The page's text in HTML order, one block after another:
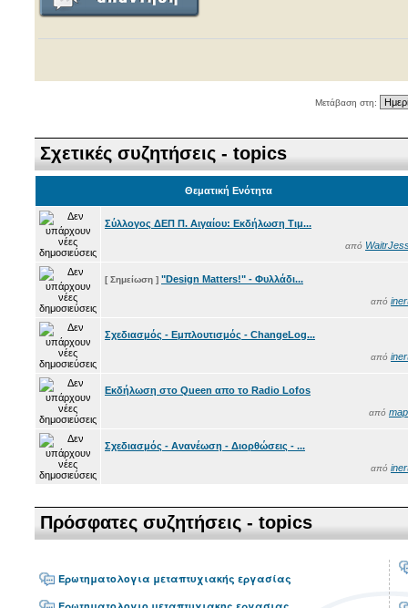
Μετάβαση στη:
Σχετικές συζητήσεις - topics
Θεματική Ενότητα
Σύλλογος ΔΕΠ Π. Αιγαίου: Εκδήλωση Τιμ...
από
[ Σημείωση ] "Design Matters!" - Φυλλάδι...
από
Σχεδιασμός - Εμπλουτισμός - ChangeLog...
από
Εκδήλωση στο Queen απο το Radio Lofos
από
Σχεδιασμός - Ανανέωση - Διορθώσεις - ...
από
Πρόσφατες συζητήσεις - topics
Ερωτηματολογια μεταπτυχιακής εργασίας